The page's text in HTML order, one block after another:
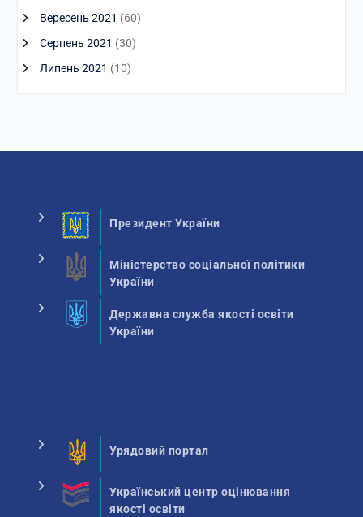
Вересень 2021 (60)
Серпень 2021 (30)
Липень 2021 (10)
Президент України
Міністерство соціальної політики
України
Державна служба якості освіти
України
Урядовий портал
Український центр оцінювання
якості освіти